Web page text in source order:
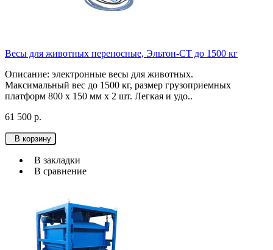
Весы для животных переносные, Эльтон-СТ до 1500 кг
Описание: электронные весы для животных.
Максимальный вес до 1500 кг, размер грузоприемных
платформ 800 х 150 мм х 2 шт. Легкая и удо..
61 500 р.
В корзину
В закладки
В сравнение